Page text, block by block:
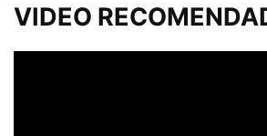
VIDEO